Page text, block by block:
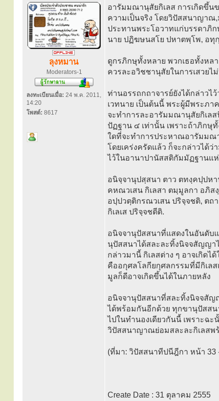
ลุงหมาน
Moderators-1
ลงทะเบียนเมื่อ: 24 พ.ค. 2011,
14:20
โพสต์: 8617
อารัมมณานุสัยกิเลส การเกิดขึ้น
ความเป็นจริง โดยวิปัสสนาญา
ประทานพระโอวาทแก่บรรดาภิก
นาย ปฏิฆษนสโย ปหาตพฺโพ, อทุ
ดูกรภิกษุทั้งหลาย พวกเธอทั้งหล
ควรละอวิชชานุสัยในการเสวย
ท่านอรรถกถาจารย์ยังได้กล่าวไ
เวทนาย เป็นต้นนี้ พระผู้มีพระภ
จะทำการละอารัมมณานุสัยกิเล
ปัฏฐาน ๔ เท่านั้น เพราะถ้าภิกษุ
ใดที่จะทำการประหาณอารัมมณ
โดยเคร่งครัดแล้ว ก็จะกล่าวได้
ไว้ในอานาปานัสสติกัมมัฏฐานแ
อนิจฺจานุปสฺสนา ตาว ตทงฺคปฺปห
คหณวเสน กิเลสา ตมฺมูลกา อภิส
อปฺปวตฺติกรณวเสน ปริจฺจชติ, ตถ
กิเลเส ปริจฺจชตีติ.
อนิจจานุปัสสนาที่แสดงในอันดับ
นุปัสสนาได้สละละทิ้งนิจจสัญญา
กล่าวมานี้ กิเลสต่าง ๆ อาจเกิด
คืออกุศลโลกียกุศลกรรมที่มีกิเล
มูลก็ดีอาจเกิดขึ้นได้ในภายหลัง
อนิจจานุปัสสนาที่สละทิ้งนิจจสัญ
ได้พร้อมกันอีกด้วย ทุกขานุปัสส
ไปในทำนองเดียวกันนี้ เพราะฉ
วิปัสสนาญาณย่อมสละละกิเลสพ
(ที่มา: วิปัสสนาทีปนีฎีกา หน้า 33
Create Date : 31 ตุลาคม 2555